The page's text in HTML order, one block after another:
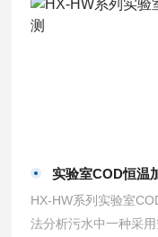
实验室COD恒温
HX-HW系列实验室
法分析污水中一种采